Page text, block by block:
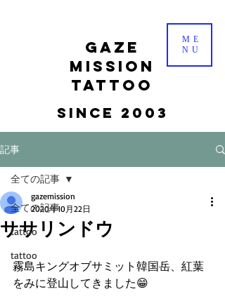
gaze
mission
tattoo
Since 2003
ME
NU
記事
全ての記事
tattoo
tattoo
全ての記事
ササリンドウ
gazemission
2020年10月22日
霧島キングオブサミット韓国岳、紅葉
をみに登山してきました😁